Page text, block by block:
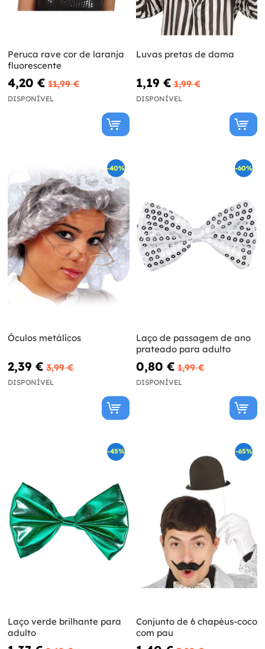
Peruca rave cor de laranja
fluorescente
4,20 € 11,99 €
DISPONÍVEL
Luvas pretas de dama
1,19 € 1,99 €
DISPONÍVEL
-40%
Óculos metálicos
2,39 € 3,99 €
DISPONÍVEL
-60%
Laço de passagem de ano
prateado para adulto
0,80 € 1,99 €
DISPONÍVEL
-45%
Laço verde brilhante para
adulto
-65%
Conjunto de 6 chapéus-coco
com pau